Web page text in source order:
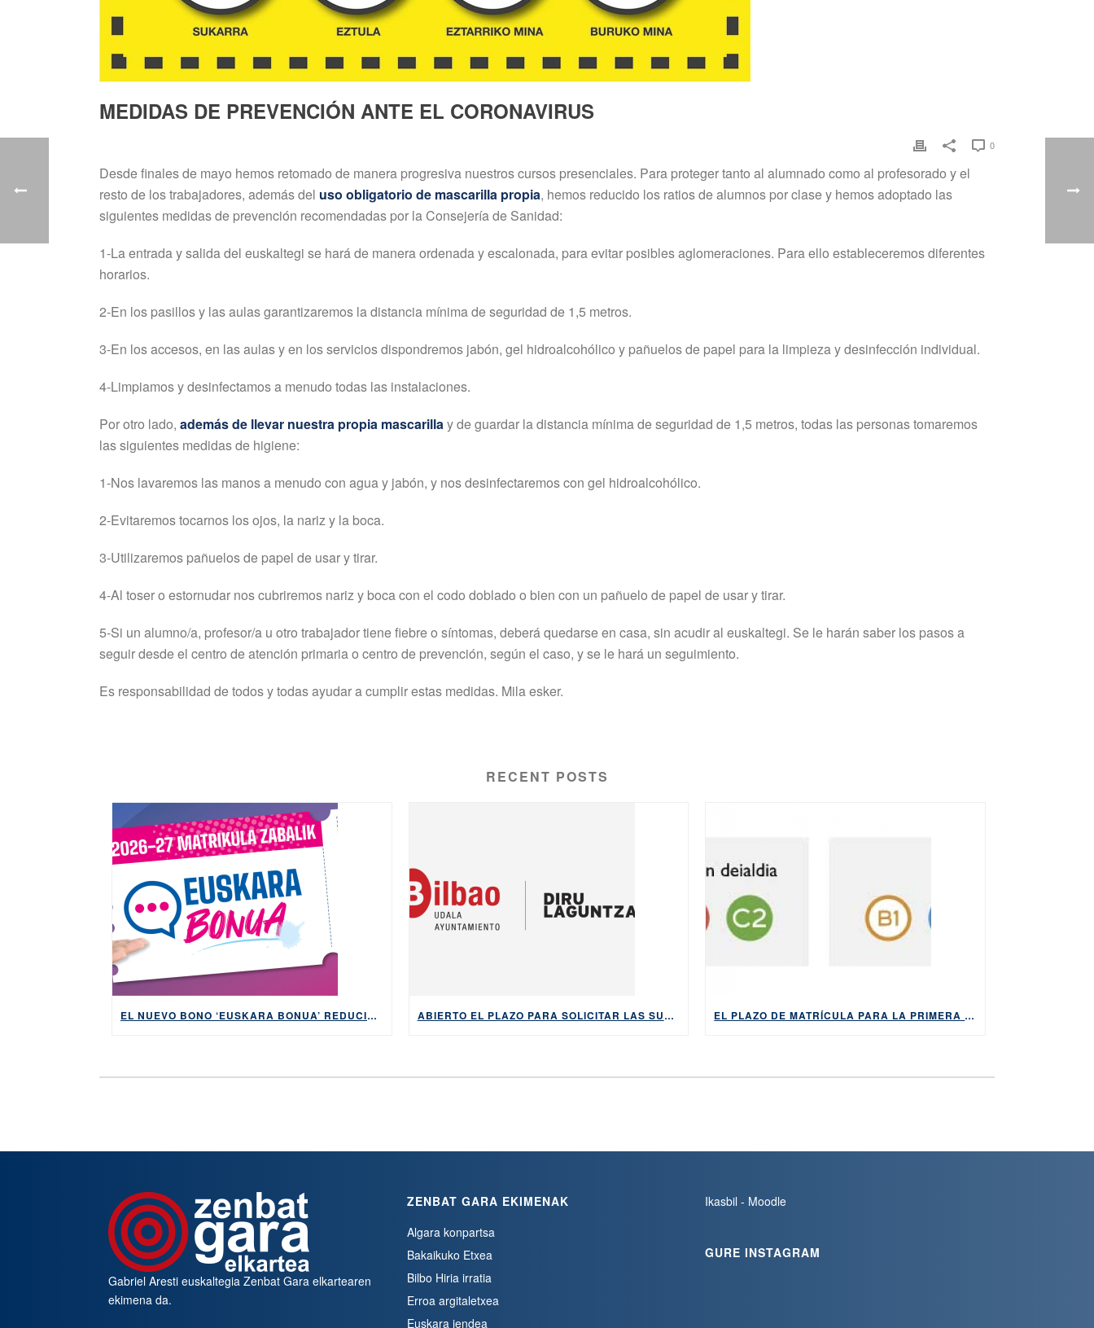
MEDIDAS DE PREVENCIÓN ANTE EL CORONAVIRUS
0
Desde finales de mayo hemos retomado de manera progresiva nuestros cursos presenciales. Para proteger tanto al alumnado como al profesorado y el
resto de los trabajadores, además del uso obligatorio de mascarilla propia, hemos reducido los ratios de alumnos por clase y hemos adoptado las
siguientes medidas de prevención recomendadas por la Consejería de Sanidad:
1-La entrada y salida del euskaltegi se hará de manera ordenada y escalonada, para evitar posibles aglomeraciones. Para ello estableceremos diferentes
horarios.
2-En los pasillos y las aulas garantizaremos la distancia mínima de seguridad de 1,5 metros.
3-En los accesos, en las aulas y en los servicios dispondremos jabón, gel hidroalcohólico y pañuelos de papel para la limpieza y desinfección individual.
4-Limpiamos y desinfectamos a menudo todas las instalaciones.
Por otro lado, además de llevar nuestra propia mascarillay de guardar la distancia mínima de seguridad de 1,5 metros, todas las personas tomaremos
las siguientes medidas de higiene:
1-Nos lavaremos las manos a menudo con agua y jabón, y nos desinfectaremos con gel hidroalcohólico.
2-Evitaremos tocarnos los ojos, la nariz y la boca.
3-Utilizaremos pañuelos de papel de usar y tirar.
4-Al toser o estornudar nos cubriremos nariz y boca con el codo doblado o bien con un pañuelo de papel de usar y tirar.
5-Si un alumno/a, profesor/a u otro trabajador tiene fiebre o síntomas, deberá quedarse en casa, sin acudir al euskaltegi. Se le harán saber los pasos a
seguir desde el centro de atención primaria o centro de prevención, según el caso, y se le hará un seguimiento.
Es responsabilidad de todos y todas ayudar a cumplir estas medidas. Mila esker.
RECENT POSTS
EL NUEVO BONO ‘EUSKARA BONUA’ REDUCIRÁ EL COSTE Y LA BUROCRACIA PARA APRENDER EUSKERA DESDE CERO ABIERTO EL PLAZO PARA SOLICITAR LAS SUBVENCIONES DEL AYUNTAMIENTO DE BILBAO PARA APRENDER EUSKARA, HASTA EL 5 DE MAYO DE 2026 EL PLAZO DE MATRÍCULA PARA LA PRIMERA CONVOCATORIA DE 2026 DE LOS EXÁMENES DE HABE ESTARÁ ABIERTO DEL 9 AL 14 DE ABRIL
Gabriel Aresti euskaltegia Zenbat Gara elkartearen
ekimena da.
ZENBAT GARA EKIMENAK
Algara konpartsa
Bakaikuko Etxea
Bilbo Hiria irratia
Erroa argitaletxea
Euskara jendea
Ikasbil - Moodle
GURE INSTAGRAM